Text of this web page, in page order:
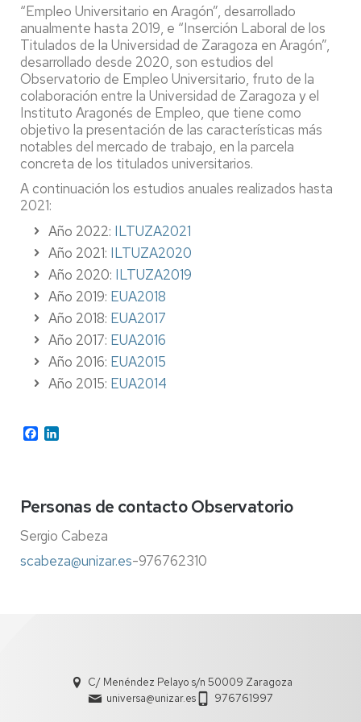
“Empleo Universitario en Aragón”, desarrollado
anualmente hasta 2019, e “Inserción Laboral de los
Titulados de la Universidad de Zaragoza en Aragón”,
desarrollado desde 2020, son estudios del
Observatorio de Empleo Universitario, fruto de la
colaboración entre la Universidad de Zaragoza y el
Instituto Aragonés de Empleo, que tiene como
objetivo la presentación de las características más
notables del mercado de trabajo, en la parcela
concreta de los titulados universitarios.
A continuación los estudios anuales realizados hasta
2021:
Año 2022: ILTUZA2021
Año 2021: ILTUZA2020
Año 2020: ILTUZA2019
Año 2019: EUA2018
Año 2018: EUA2017
Año 2017: EUA2016
Año 2016: EUA2015
Año 2015: EUA2014
Facebook
Personas de contacto Observatorio
Sergio Cabeza
scabeza@unizar.es-976762310
C/ Menéndez Pelayo s/n 50009 Zaragoza
universa@unizar.es
976761997